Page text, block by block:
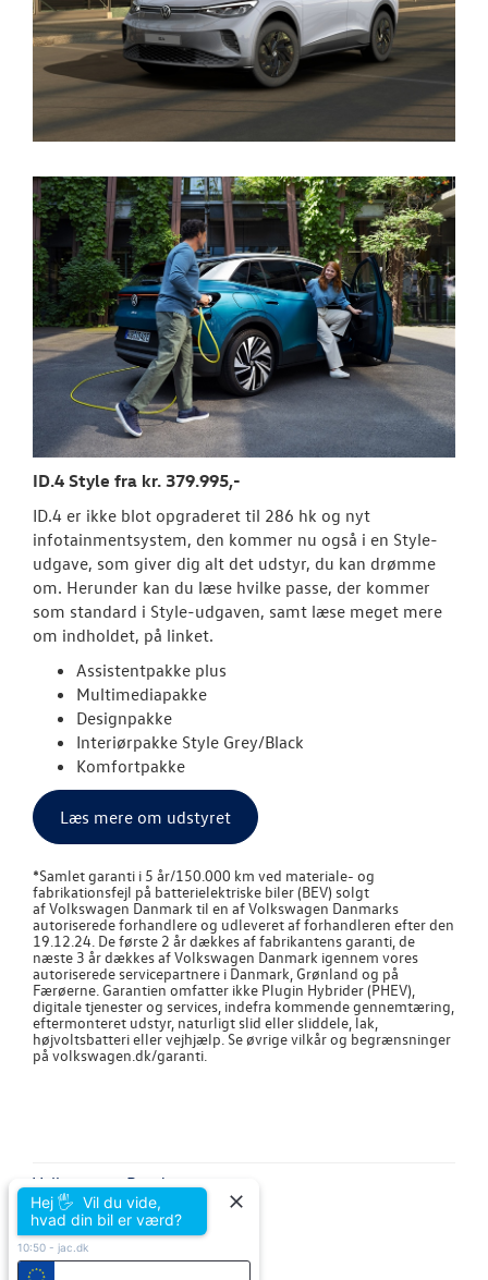
ID.4 Style fra kr. 379.995,-
ID.4 er ikke blot opgraderet til 286 hk og nyt
infotainmentsystem, den kommer nu også i en Style-
udgave, som giver dig alt det udstyr, du kan drømme
om. Herunder kan du læse hvilke passe, der kommer
som standard i Style-udgaven, samt læse meget mere
om indholdet, på linket.
Assistentpakke plus
Multimediapakke
Designpakke
Interiørpakke Style Grey/Black
Komfortpakke
Læs mere om udstyret
*Samlet garanti i 5 år/150.000 km ved materiale- og
fabrikationsfejl på batterielektriske biler (BEV) solgt
afVolkswagen Danmark til en afVolkswagen Danmarks
autoriserede forhandlere og udleveret af forhandleren efter den
19.12.24. De første 2 år dækkes af fabrikantens garanti, de
næste 3 år dækkes afVolkswagen Danmark igennem vores
autoriserede servicepartnere i Danmark, Grønland og på
Færøerne. Garantien omfatter ikke Plugin Hybrider (PHEV),
digitale tjenester og services, indefra kommende gennemtæring,
eftermonteret udstyr, naturligt slid eller sliddele, lak,
højvoltsbatteri eller vejhjælp. Se øvrige vilkår og begrænsninger
på volkswagen.dk/garanti.
Volkswagen Randers
Grenåvej 14-16
8960 Randers SØ
Tlf.:86 42 77 00
E-mail:kontakt@jac.dk
CVR: 20014539
Hej 🖐 Vil du vide,
hvad din bil er værd?
10:50 - jac.dk